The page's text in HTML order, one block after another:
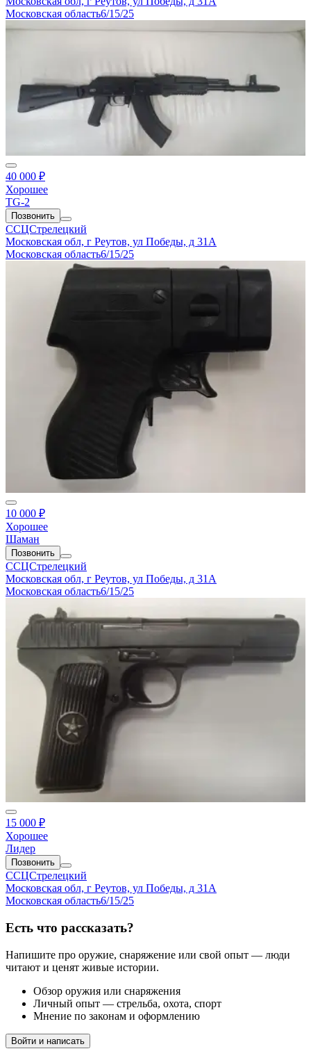
Московская область6/15/25
40 000 ₽
Хорошее
TG-2
Позвонить
ССЦСтрелецкий
Московская обл, г Реутов, ул Победы, д 31А
Московская область6/15/25
10 000 ₽
Хорошее
Шаман
Позвонить
ССЦСтрелецкий
Московская обл, г Реутов, ул Победы, д 31А
Московская область6/15/25
15 000 ₽
Хорошее
Лидер
Позвонить
ССЦСтрелецкий
Московская обл, г Реутов, ул Победы, д 31А
Московская область6/15/25
Есть что рассказать?
Напишите про оружие, снаряжение или свой опыт — люди
читают и ценят живые истории.
Обзор оружия или снаряжения
Личный опыт — стрельба, охота, спорт
Мнение по законам и оформлению
Войти и написать